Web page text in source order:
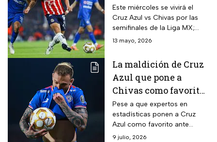
con Christian
Martinoli y Luis
García
Este miércoles se vivirá el
Cruz Azul vs Chivas por las
semifinales de la Liga MX;
será el último partido del
13 mayo, 2026
La maldición de Cruz
Azul que pone a
Chivas como favoritos
en las semifinales
Pese a que expertos en
estadísticas ponen a Cruz
Azul como favorito ante
Chivas, La Máquina también
9 julio, 2026